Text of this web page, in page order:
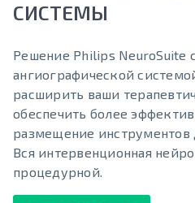
СИСТЕМЫ
Решение Philips NeuroSuite
ангиографической
расширить ваши
обеспечить более
размещение
Вся интервенционная
процедурной.